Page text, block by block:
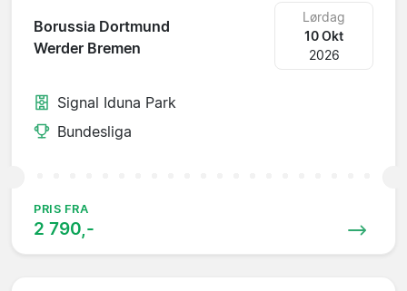
Borussia Dortmund
Werder Bremen
Lørdag
10 Okt
2026
Signal Iduna Park
Bundesliga
PRIS FRA
2 790,-